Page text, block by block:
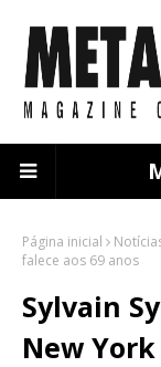
Página inicial
falece aos 69 anos
Sylvain
New